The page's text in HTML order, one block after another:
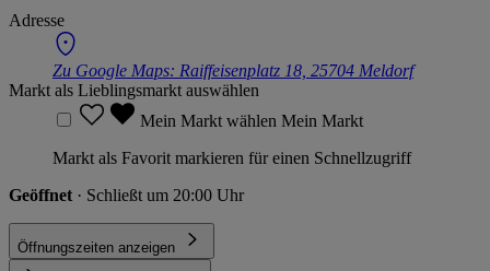
Adresse
Zu Google Maps: Raiffeisenplatz 18, 25704 Meldorf
Markt als Lieblingsmarkt auswählen
Mein Markt wählen Mein Markt
Markt als Favorit markieren für einen Schnellzugriff
Geöffnet · Schließt um 20:00 Uhr
Öffnungszeiten anzeigen